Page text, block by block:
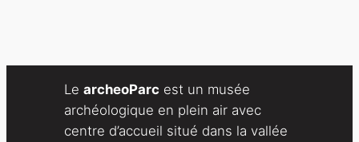
Le archeoParc est un musée
archéologique en plein air avec
centre d’accueil situé dans la vallée